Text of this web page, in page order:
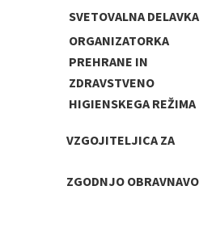
SVETOVALNA DELAVKA
ORGANIZATORKA
PREHRANE IN
ZDRAVSTVENO
HIGIENSKEGA REŽIMA
VZGOJITELJICA ZA
ZGODNJO OBRAVNAVO